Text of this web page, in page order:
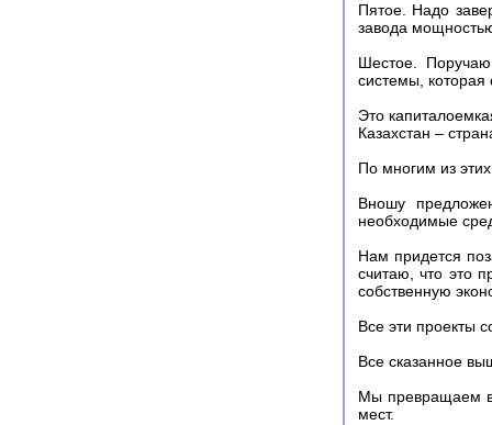
Пятое. Надо
завода
Шестое. Поручаю
системы, которая
Это
Казахстан –
По многим из
Вношу
необходимые
Нам придется
считаю, что это
собственную
Все эти проекты
Все сказанное
Мы превращаем
мест.